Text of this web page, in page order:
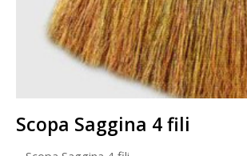
Scopa Saggina 4 fili